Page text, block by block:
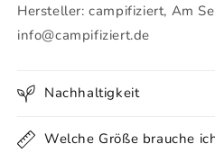
Hersteller: campifiziert, Am
info@campifiziert.de
Nachhaltigkeit
Welche Größe brauche